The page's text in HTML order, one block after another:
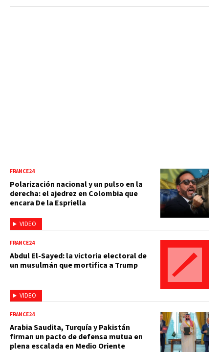
VIDEO
FRANCE24
Polarización nacional y un pulso en la
derecha: el ajedrez en Colombia que
encara De la Espriella
VIDEO
FRANCE24
Abdul El-Sayed: la victoria electoral de
un musulmán que mortifica a Trump
FRANCE24
Arabia Saudita, Turquía y Pakistán
firman un pacto de defensa mutua en
plena escalada en Medio Oriente